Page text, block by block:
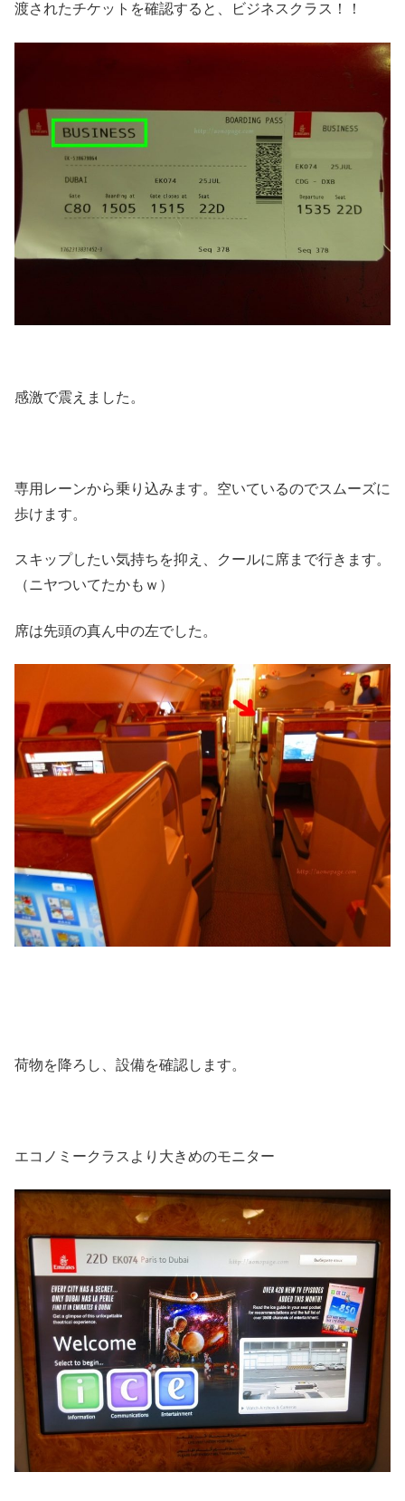
渡されたチケットを確認すると、ビジネスクラス！！
感激で震えました。
専用レーンから乗り込みます。空いているのでスムーズに
歩けます。
スキップしたい気持ちを抑え、クールに席まで行きます。
（ニヤついてたかもｗ）
席は先頭の真ん中の左でした。
荷物を降ろし、設備を確認します。
エコノミークラスより大きめのモニター